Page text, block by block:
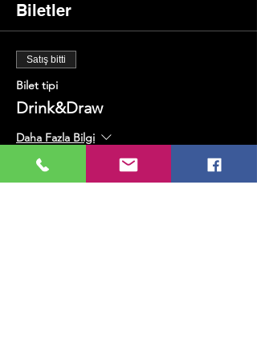
Biletler
Satış bitti
Bilet tipi
Drink&Draw
Daha Fazla Bilgi
Fiyat